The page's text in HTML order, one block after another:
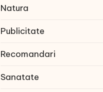
Natura
Publicitate
Recomandari
Sanatate